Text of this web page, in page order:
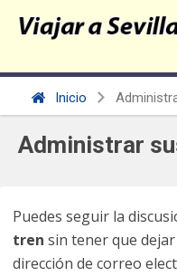
Inicio
Administrar
Puedes seguir la
tren sin tener que
dirección de correo